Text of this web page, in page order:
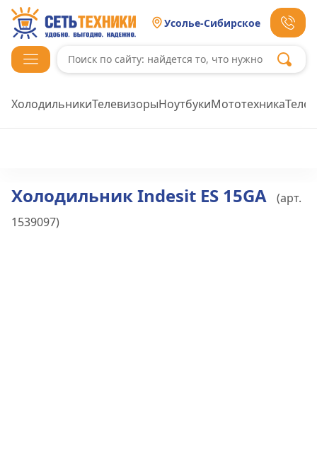
Усолье-Сибирское
ХолодильникиТелевизорыНоутбукиМототехника
Холодильник Indesit ES 15GA
(арт.
1539097)